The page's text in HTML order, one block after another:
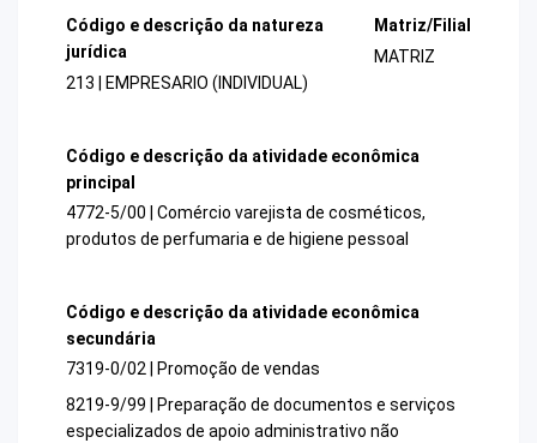
Código e descrição da natureza
jurídica
213 | EMPRESARIO (INDIVIDUAL)
Matriz/Filial
MATRIZ
Código e descrição da atividade econômica
principal
4772-5/00 | Comércio varejista de cosméticos,
produtos de perfumaria e de higiene pessoal
Código e descrição da atividade econômica
secundária
7319-0/02 | Promoção de vendas
8219-9/99 | Preparação de documentos e serviços
especializados de apoio administrativo não